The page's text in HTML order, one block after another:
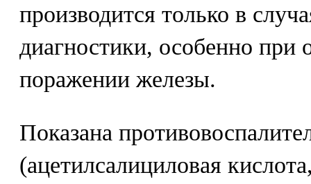
производится только в
диагностики, особенно при
поражении железы.
Показана
(ацетилсалициловая